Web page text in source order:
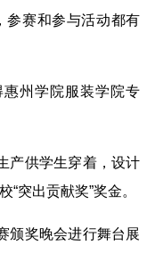
参赛和参与活动都有
州学院服装学院专
产供学生穿着，设计
突出贡献奖”奖金。
颁奖晚会进行舞台展